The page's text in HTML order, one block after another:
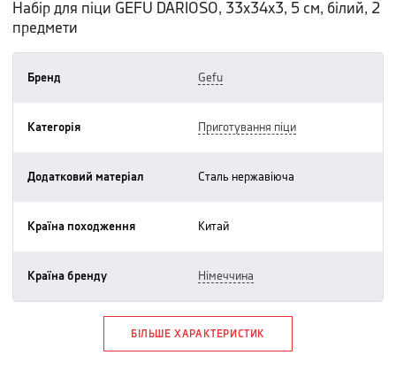
Набір для піци GEFU DARIOSO, 33x34x3, 5 см, білий, 2
предмети
Бренд gefu
Категорія приготування піци
Додатковий матеріал сталь нержавіюча
Країна походження китай
Країна бренду німеччина
БІЛЬШЕ ХАРАКТЕРИСТИК